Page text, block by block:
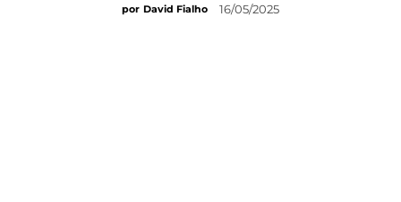
por David Fialho 16/05/2025